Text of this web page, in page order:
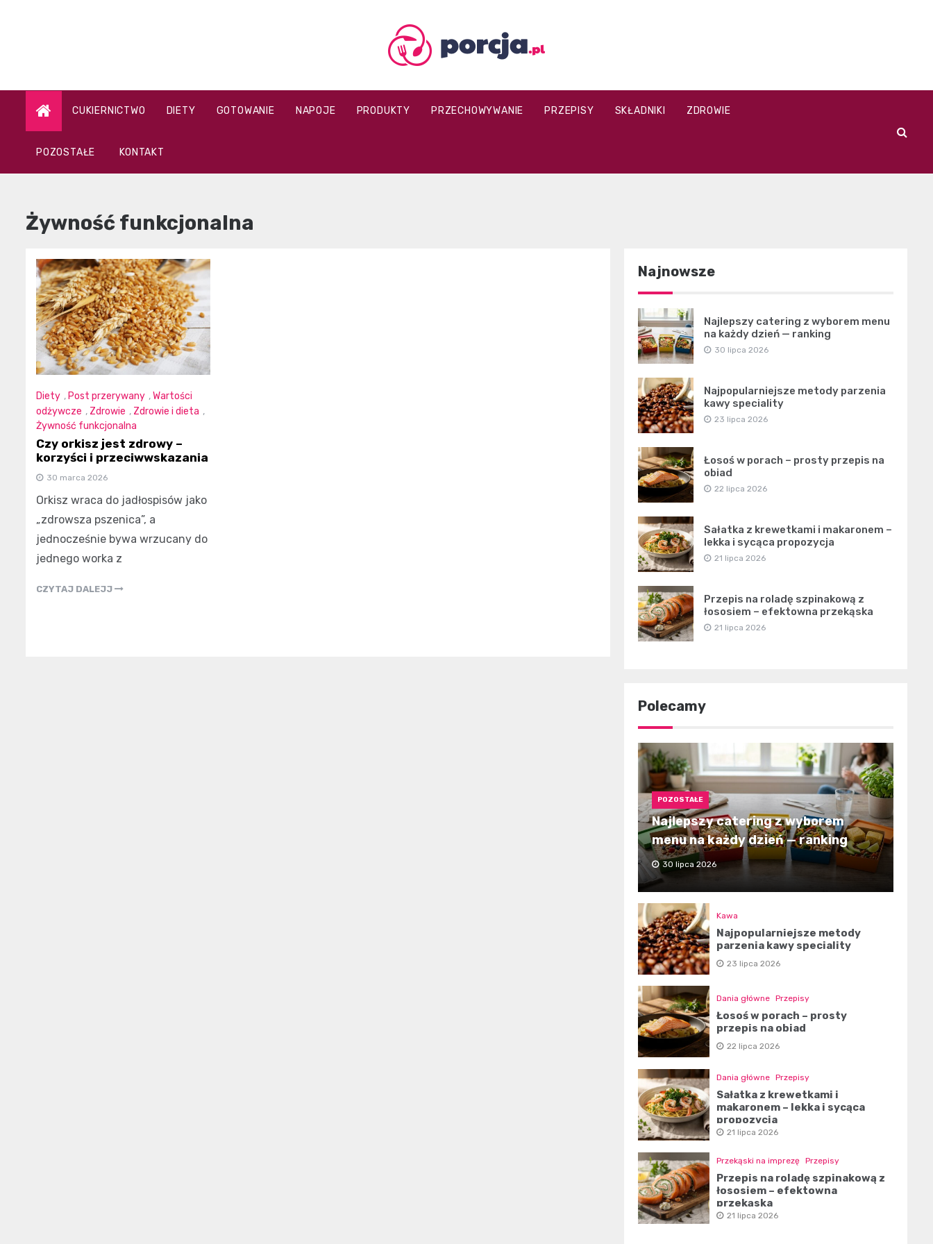
porcja.pl
CUKIERNICTWO DIETY GOTOWANIE NAPOJE PRODUKTY PRZECHOWYWANIE PRZEPISY SKŁADNIKI ZDROWIE
POZOSTAŁE KONTAKT
Żywność funkcjonalna
Diety , Post przerywany ,Wartości
odżywcze , Zdrowie , Zdrowie i dieta ,
Żywność funkcjonalna
Czy orkisz jest zdrowy –
korzyści i przeciwwskazania
30 marca 2026
Orkisz wraca do jadłospisów jako
„zdrowsza pszenica”, a
jednocześnie bywa wrzucany do
jednego worka z
CZYTAJ DALEJJ
Najnowsze
Najlepszy catering z wyborem menu
na każdy dzień — ranking
30 lipca 2026
Najpopularniejsze metody parzenia
kawy speciality
23 lipca 2026
Łosoś w porach – prosty przepis na
obiad
22 lipca 2026
Sałatka z krewetkami i makaronem –
lekka i sycąca propozycja
21 lipca 2026
Przepis na roladę szpinakową z
łososiem – efektowna przekąska
21 lipca 2026
Polecamy
POZOSTAŁE
Najlepszy catering z wyborem
menu na każdy dzień — ranking
30 lipca 2026
Kawa
Najpopularniejsze metody
parzenia kawy speciality
23 lipca 2026
Dania główne Przepisy
Łosoś w porach – prosty
przepis na obiad
22 lipca 2026
Dania główne Przepisy
Sałatka z krewetkami i
makaronem – lekka i sycąca
propozycja
21 lipca 2026
Przekąski na imprezę Przepisy
Przepis na roladę szpinakową z
łososiem – efektowna
przekąska
21 lipca 2026